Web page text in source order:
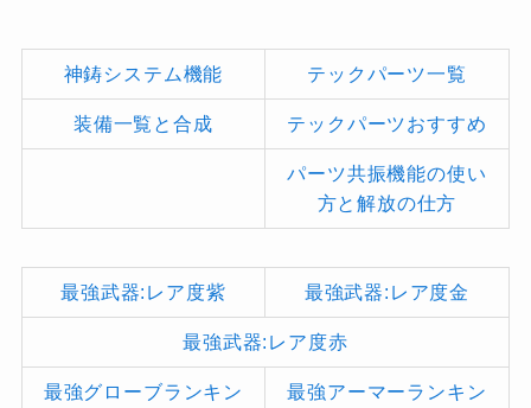
神鋳システム機能 テックパーツ一覧
装備一覧と合成 テックパーツおすすめ
パーツ共振機能の使い
方と解放の仕方
最強武器:レア度紫 最強武器:レア度金
最強武器:レア度赤
最強グローブランキン
最強アーマーランキン